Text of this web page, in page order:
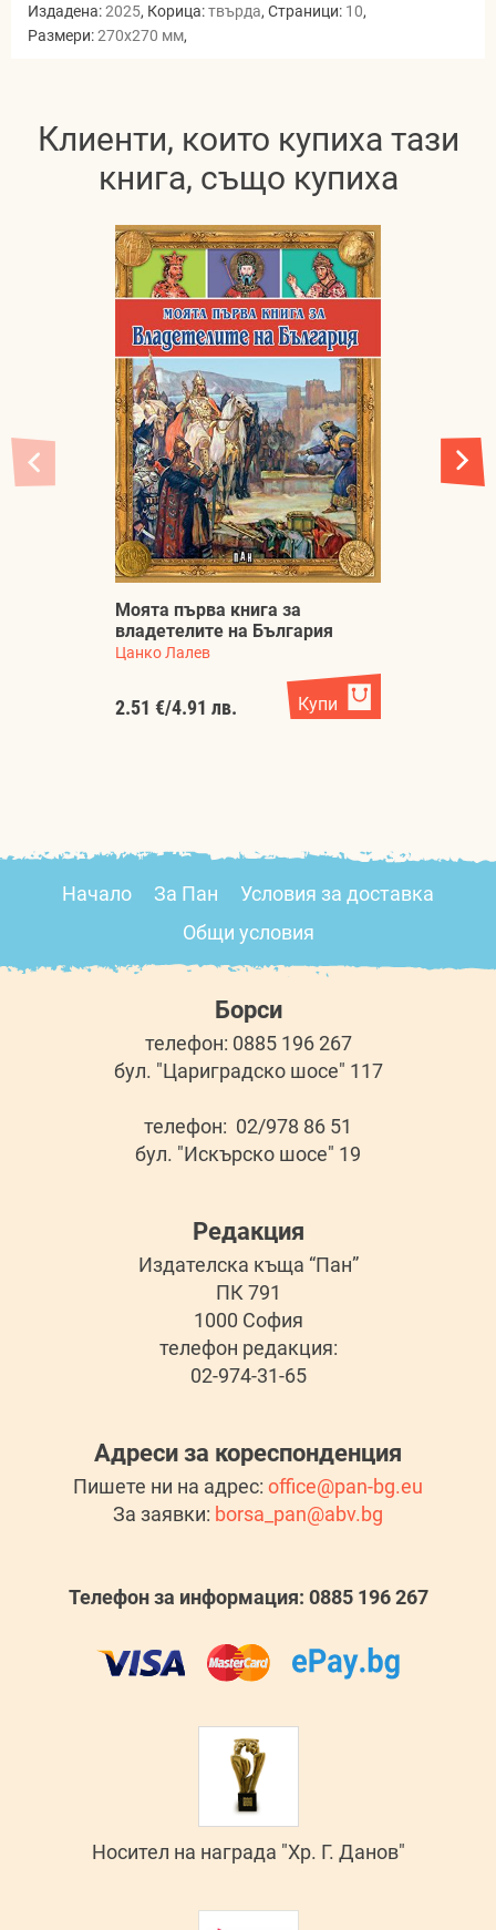
Издадена:2025, Корица:твърда, Страници: 10,
Размери:270x270 мм,
Клиенти, които купиха тази
книга, също купиха
Моята първа книга за
владетелите на България
Цанко Лалев
2.51 €/4.91 лв. Купи
Начало За Пан
Условия за доставка
Общи условия
Борси
телефон: 0885 196 267
бул. "Цариградско шосе" 117
телефон: 02/978 86 51
бул. "Искърско шосе" 19
Редакция
Издателска къща “Пан”
ПК 791
1000 София
телефон редакция:
02-974-31-65
Адреси за кореспонденция
Пишете ни на адрес: office@pan-bg.eu
За заявки: borsa_pan@abv.bg
Телефон за информация: 0885 196 267
Носител на награда "Хр. Г. Данов"